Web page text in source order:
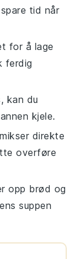
tid når
for å lage
ferdig
kan du
kjele.
direkte
overføre
opp brød og
suppen